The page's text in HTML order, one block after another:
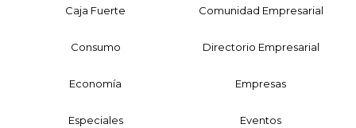
Caja Fuerte Comunidad Empresarial
Consumo Directorio Empresarial
Economía Empresas
Especiales Eventos